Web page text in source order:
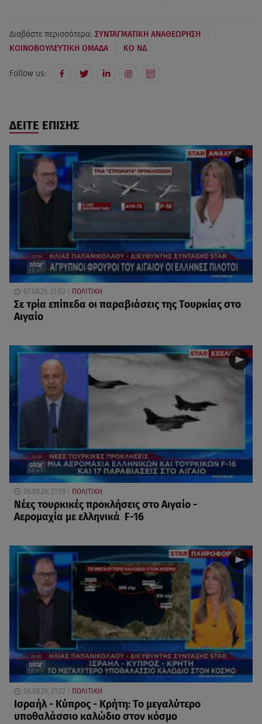
Διαβάστε περισσότερα: ΣΥΝΤΑΓΜΑΤΙΚΗ ΑΝΑΘΕΩΡΗΣΗ
ΚΟΙΝΟΒΟΥΛΕΥΤΙΚΗ ΟΜΑΔΑ ΚΟ ΝΔ
Follow us:
ΔΕΙΤΕ ΕΠΙΣΗΣ
07.08.26, 21:03 ΠΟΛΙΤΙΚΗ
Σε τρία επίπεδα οι παραβιάσεις της Τουρκίας στο
Αιγαίο
06.08.26, 21:59 ΠΟΛΙΤΙΚΗ
Νέες τουρκικές προκλήσεις στο Αιγαίο -
Αερομαχία με ελληνικά F-16
06.08.26, 21:22 ΠΟΛΙΤΙΚΗ
Ισραήλ - Κύπρος - Κρήτη: Το μεγαλύτερο
υποθαλάσσιο καλώδιο στον κόσμο